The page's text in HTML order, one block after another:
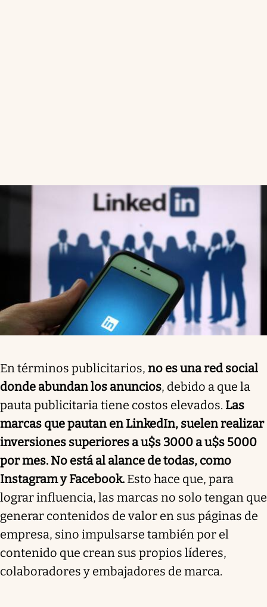
En términos publicitarios, no es una red social
donde abundan los anuncios, debido a que la
pauta publicitaria tiene costos elevados. Las
marcas que pautan en LinkedIn, suelen realizar
inversiones superiores a u$s 3000 a u$s 5000
por mes. No está al alance de todas, como
Instagram y Facebook. Esto hace que, para
lograr influencia, las marcas no solo tengan que
generar contenidos de valor en sus páginas de
empresa, sino impulsarse también por el
contenido que crean sus propios líderes,
colaboradores y embajadores de marca.